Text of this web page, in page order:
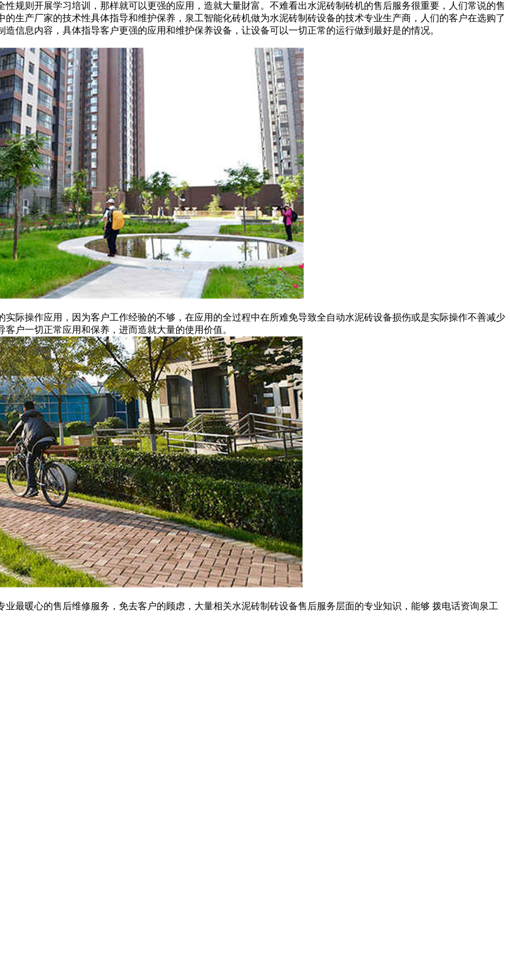
规则开展学习培训，那样就可以更强的应用，造就大量財富。不难看出水泥砖制砖机的售后服务很重要，人们常说的售
生产厂家的技术性具体指导和维护保养，泉工智能化砖机做为水泥砖制砖设备的技术专业生产商，人们的客户在选购了
信息内容，具体指导客户更强的应用和维护保养设备，让设备可以一切正常的运行做到最好是的情况。
际操作应用，因为客户工作经验的不够，在应用的全过程中在所难免导致全自动水泥砖设备损伤或是实际操作不善减少
户一切正常应用和保养，进而造就大量的使用价值。
最暖心的售后维修服务，免去客户的顾虑，大量相关水泥砖制砖设备售后服务层面的专业知识，能够 拨电话资询泉工